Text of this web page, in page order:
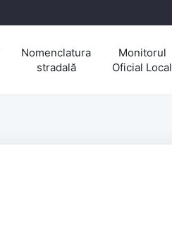
Nomenclatura
stradală
Monitorul
Oficial Local